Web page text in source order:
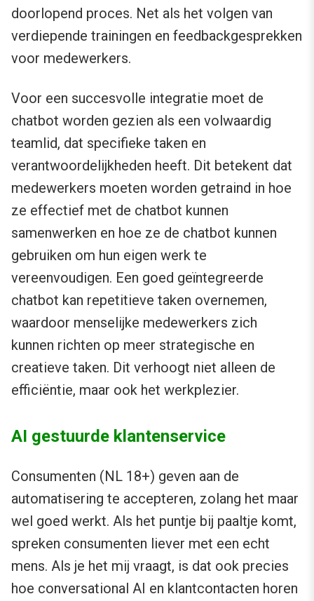
doorlopend proces. Net als het volgen van
verdiepende trainingen en feedbackgesprekken
voor medewerkers.
Voor een succesvolle integratie moet de
chatbot worden gezien als een volwaardig
teamlid, dat specifieke taken en
verantwoordelijkheden heeft. Dit betekent dat
medewerkers moeten worden getraind in hoe
ze effectief met de chatbot kunnen
samenwerken en hoe ze de chatbot kunnen
gebruiken om hun eigen werk te
vereenvoudigen. Een goed geïntegreerde
chatbot kan repetitieve taken overnemen,
waardoor menselijke medewerkers zich
kunnen richten op meer strategische en
creatieve taken. Dit verhoogt niet alleen de
efficiëntie, maar ook het werkplezier.
AI gestuurde klantenservice
Consumenten (NL 18+) geven aan de
automatisering te accepteren, zolang het maar
wel goed werkt. Als het puntje bij paaltje komt,
spreken consumenten liever met een echt
mens. Als je het mij vraagt, is dat ook precies
hoe conversational AI en klantcontacten horen